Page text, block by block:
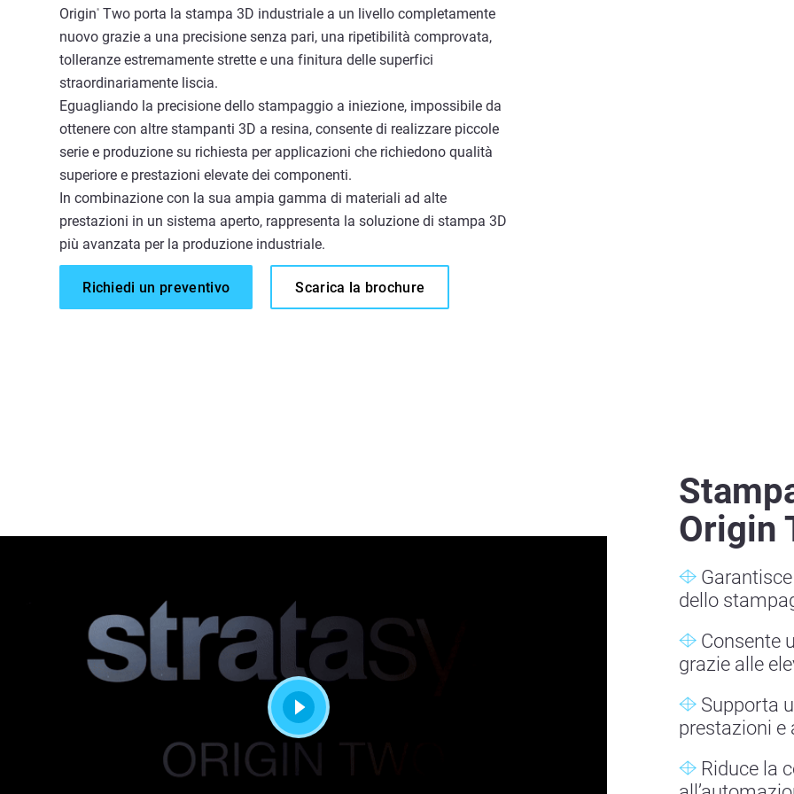
Origin®
Two porta la stampa 3D industriale a un livello completamente
nuovo grazie a una precisione senza pari, una ripetibilità comprovata,
tolleranze estremamente strette e una finitura delle superfici
straordinariamente liscia.
Eguagliando la precisione dello stampaggio a iniezione, impossibile da
ottenere con altre stampanti 3D a resina, consente di realizzare piccole
serie e produzione su richiesta per applicazioni che richiedono qualità
superiore e prestazioni elevate dei componenti.
In combinazione con la sua ampia gamma di materiali ad alte
prestazioni in un sistema aperto, rappresenta la soluzione di stampa 3D
più avanzata per la produzione industriale.
Richiedi un preventivo Scarica la brochure
Origin
dello
Consente
grazie alle
Supporta
prestazioni e
Riduce la